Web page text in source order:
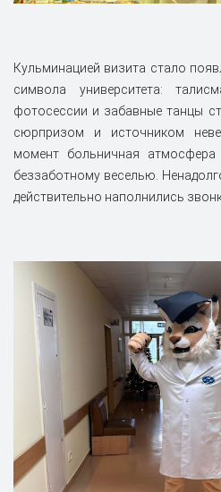
Кульминацией визита стало
символа университета:
фотосессии и забавные танцы
сюрпризом и источником
момент больничная атмосфера
беззаботному веселью.
действительно наполнились